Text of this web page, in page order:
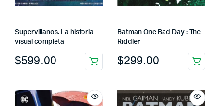
Supervillanos. La historia
visual completa
$599.00
Batman One Bad Day : The
Riddler
$299.00